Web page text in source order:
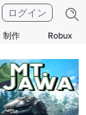
制作 Robux
ログイン